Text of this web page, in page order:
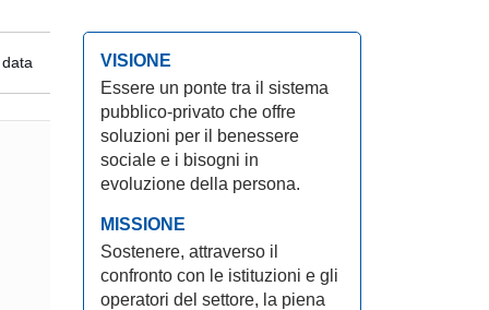
VISIONE
Essere un ponte tra il sistema
pubblico-privato che offre
soluzioni per il benessere
sociale e i bisogni in
evoluzione della persona.
MISSIONE
Sostenere, attraverso il
confronto con le istituzioni e gli
operatori del settore, la piena